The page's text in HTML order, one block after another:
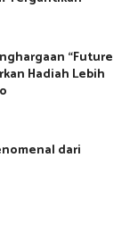
“Future
Hadiah Lebih
dari